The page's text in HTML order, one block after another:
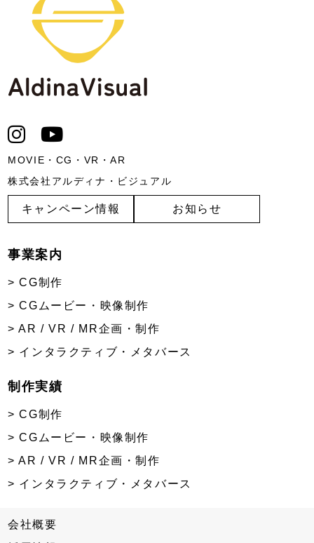
MOVIE・CG・VR・AR
株式会社アルディナ・ビジュアル
キャンペーン情報 お知らせ
事業案内
> CG制作
> CGムービー・映像制作
> AR / VR / MR企画・制作
> インタラクティブ・メタバース
制作実績
> CG制作
> CGムービー・映像制作
> AR / VR / MR企画・制作
> インタラクティブ・メタバース
会社概要